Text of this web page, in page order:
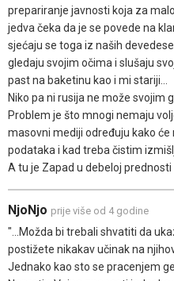
prepariranje javnosti koja za
jedva čeka da je se povede na
sjećaju se toga iz naših
gledaju svojim očima i slušaju
past na baketinu kao i mi stariji...
Niko pa ni rusija ne može svojim
Problem je što mnogi nemaju
masovni mediji određuju kako
podataka i kad treba čistim
A tu je Zapad u debeloj prednosti
NjoNjo prije više od 4 godine
"...Možda bi trebali shvatiti da
postižete nikakav učinak na
Jednako kao sto se pracenjem